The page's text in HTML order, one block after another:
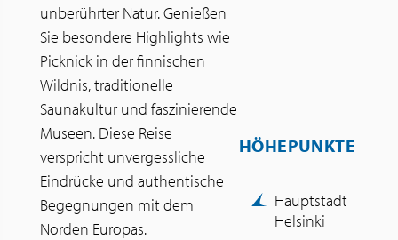
unberührter Natur. Genießen
Sie besondere Highlights wie
Picknick in der finnischen
Wildnis, traditionelle
Saunakultur und faszinierende
Museen. Diese Reise
verspricht unvergessliche
Eindrücke und authentische
Begegnungen mit dem
Norden Europas.
HÖHEPUNKTE
Hauptstadt
Helsinki